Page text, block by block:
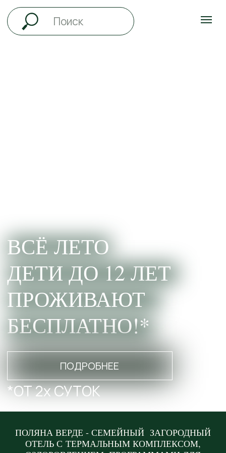
БЕСПЛАТНО!*
*ОТ 2х СУТОК
ПОЛЯНА ВЕРДЕ - СЕМЕЙНЫЙ ЗАГОРОДНЫЙ
ОТЕЛЬ С ТЕРМАЛЬНЫМ КОМПЛЕКСОМ,
НЕДЕЛЯ ЗВЕЗДОПАДА |
НЕДЕЛЯ РОССИЙСКОГО ФЛАГА